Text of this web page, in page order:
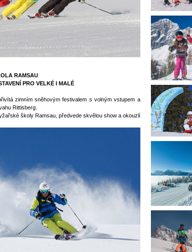
RAMSAU
PRO VELKÉ I MALÉ
zimním sněhovým festivalem s volným vstupem a
Rittisberg.
školy Ramsau, předvede skvělou show a okouzlí